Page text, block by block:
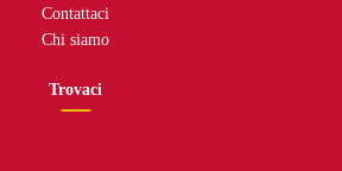
Contattaci
Chi siamo
Trovaci